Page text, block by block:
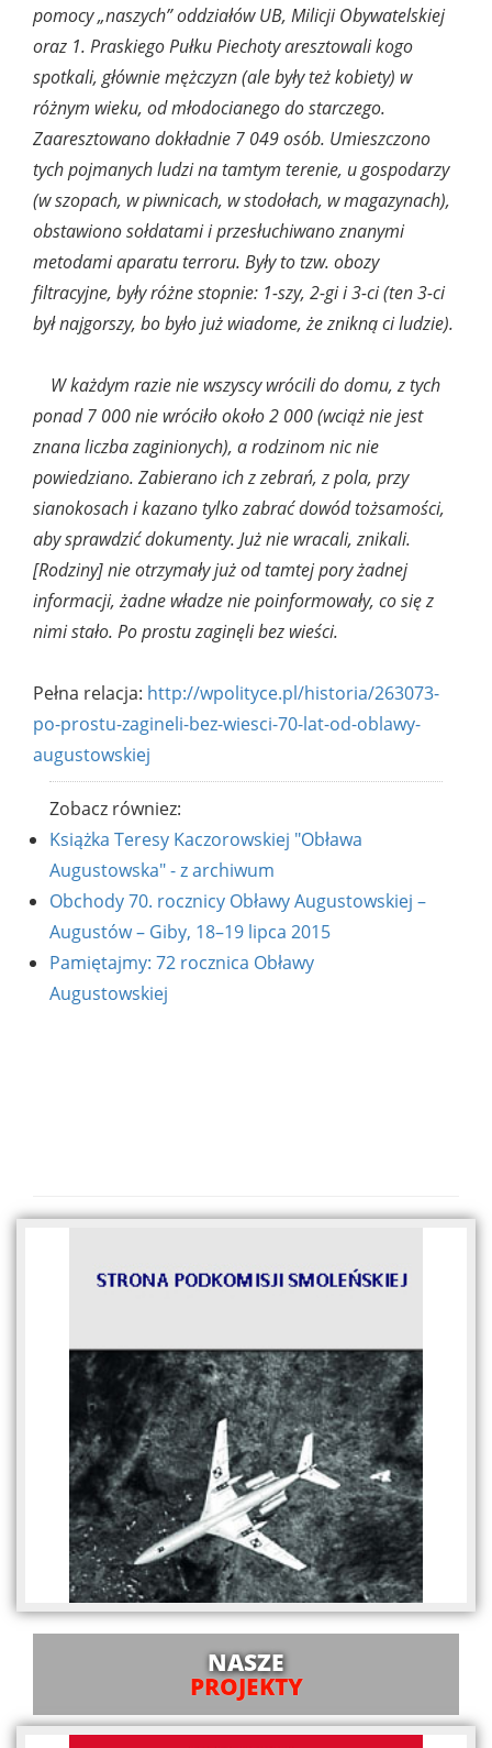
pomocy „naszych” oddziałów UB, Milicji Obywatelskiej
oraz 1. Praskiego Pułku Piechoty aresztowali kogo
spotkali, głównie mężczyzn (ale były też kobiety) w
różnym wieku, od młodocianego do starczego.
Zaaresztowano dokładnie 7 049 osób. Umieszczono
tych pojmanych ludzi na tamtym terenie, u gospodarzy
(w szopach, w piwnicach, w stodołach, w magazynach),
obstawiono sołdatami i przesłuchiwano znanymi
metodami aparatu terroru. Były to tzw. obozy
filtracyjne, były różne stopnie: 1-szy, 2-gi i 3-ci (ten 3-ci
był najgorszy, bo było już wiadome, że znikną ci ludzie).
W każdym razie nie wszyscy wrócili do domu, z tych
ponad 7 000 nie wróciło około 2 000 (wciąż nie jest
znana liczba zaginionych), a rodzinom nic nie
powiedziano. Zabierano ich z zebrań, z pola, przy
sianokosach i kazano tylko zabrać dowód tożsamości,
aby sprawdzić dokumenty. Już nie wracali, znikali.
[Rodziny] nie otrzymały już od tamtej pory żadnej
informacji, żadne władze nie poinformowały, co się z
nimi stało. Po prostu zaginęli bez wieści.
Pełna relacja: http://wpolityce.pl/historia/263073-
po-prostu-zagineli-bez-wiesci-70-lat-od-oblawy-
augustowskiej
Zobacz równiez:
Książka Teresy Kaczorowskiej "Obława
Augustowska" - z archiwum
Obchody 70. rocznicy Obławy Augustowskiej –
Augustów – Giby, 18–19 lipca 2015
Pamiętajmy: 72 rocznica Obławy
Augustowskiej
NASZE
PROJEKTY